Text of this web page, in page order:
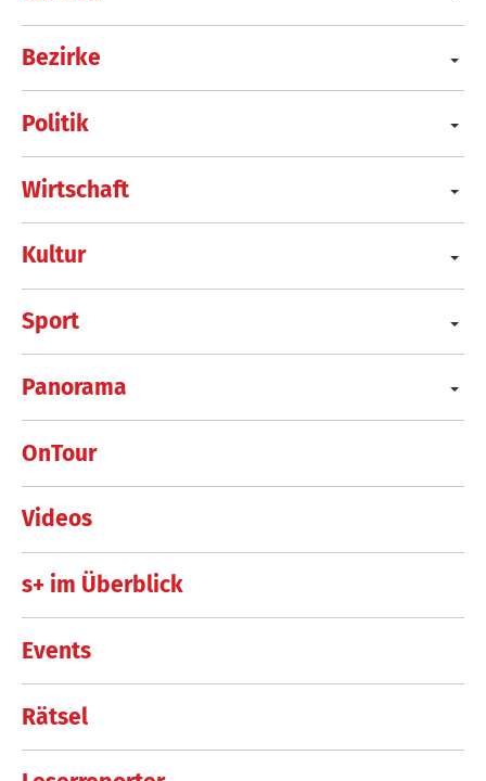
Bezirke
Politik
Wirtschaft
Kultur
Sport
Panorama
OnTour
Videos
s+ im Überblick
Events
Rätsel